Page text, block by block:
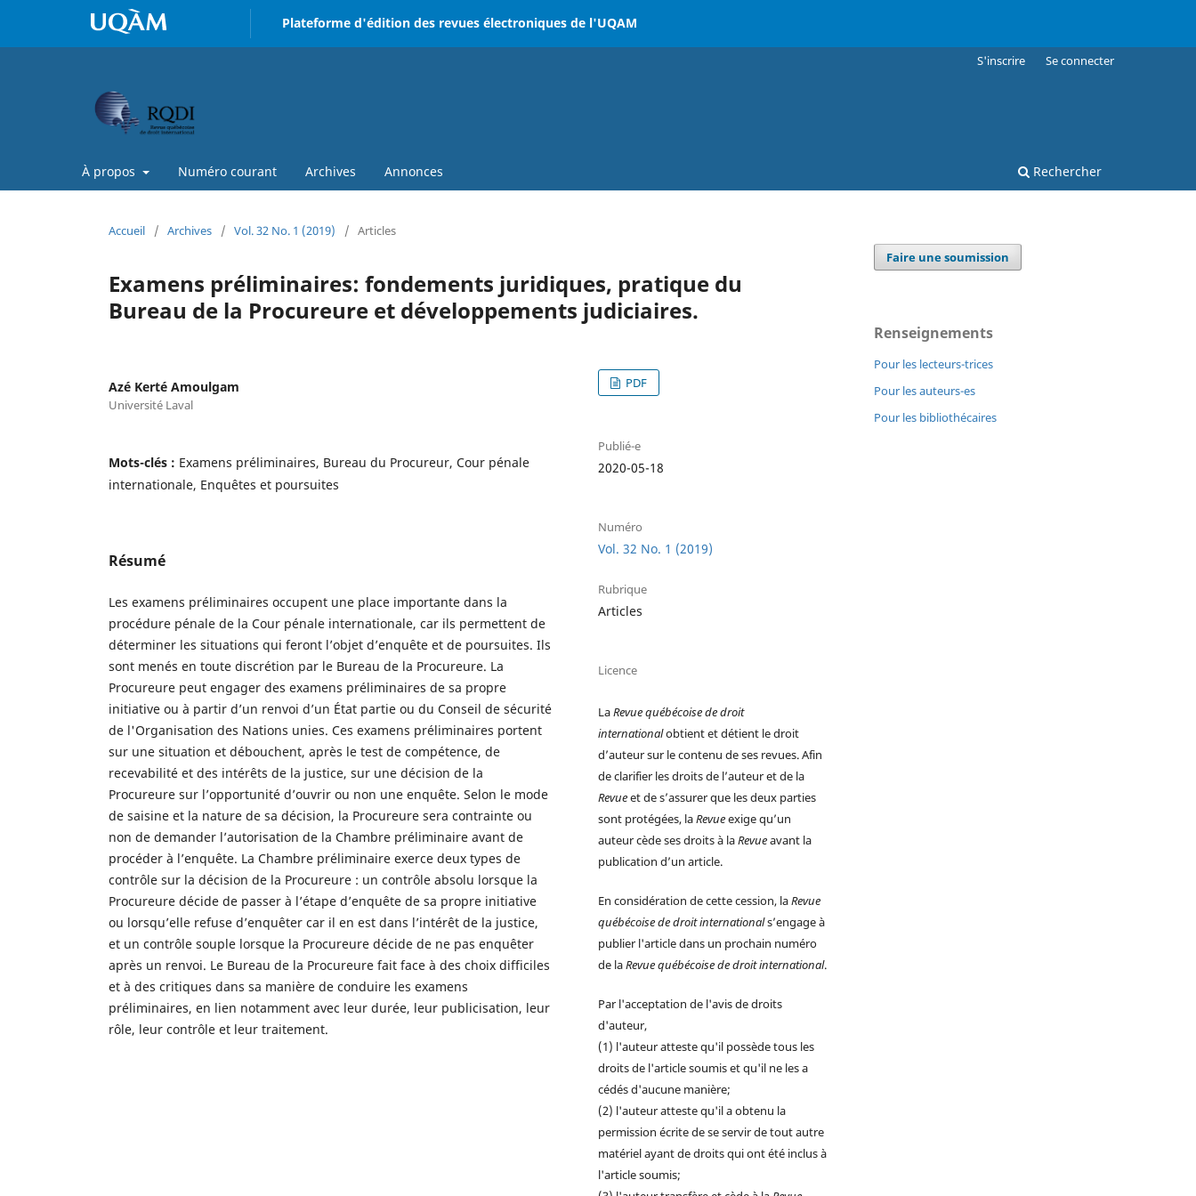
Plateforme d'édition des revues électroniques de l'UQAM
À propos Numéro courant Archives Annonces Rechercher
S'inscrire Se connecter
Accueil / Archives / Vol. 32 No. 1 (2019) / Articles
Examens préliminaires: fondements juridiques, pratique du
Bureau de la Procureure et développements judiciaires.
Azé Kerté Amoulgam
Université Laval
Mots-clés : Examens préliminaires, Bureau du Procureur, Cour pénale
internationale, Enquêtes et poursuites
Résumé
Les examens préliminaires occupent une place importante dans la
procédure pénale de la Cour pénale internationale, car ils permettent de
déterminer les situations qui feront l’objet d’enquête et de poursuites. Ils
sont menés en toute discrétion par le Bureau de la Procureure. La
Procureure peut engager des examens préliminaires de sa propre
initiative ou à partir d’un renvoi d’un État partie ou du Conseil de sécurité
de l'Organisation des Nations unies. Ces examens préliminaires portent
sur une situation et débouchent, après le test de compétence, de
recevabilité et des intérêts de la justice, sur une décision de la
Procureure sur l’opportunité d’ouvrir ou non une enquête. Selon le mode
de saisine et la nature de sa décision, la Procureure sera contrainte ou
non de demander l’autorisation de la Chambre préliminaire avant de
procéder à l’enquête. La Chambre préliminaire exerce deux types de
contrôle sur la décision de la Procureure : un contrôle absolu lorsque la
Procureure décide de passer à l’étape d’enquête de sa propre initiative
ou lorsqu’elle refuse d’enquêter car il en est dans l’intérêt de la justice,
et un contrôle souple lorsque la Procureure décide de ne pas enquêter
après un renvoi. Le Bureau de la Procureure fait face à des choix difficiles
et à des critiques dans sa manière de conduire les examens
préliminaires, en lien notamment avec leur durée, leur publicisation, leur
rôle, leur contrôle et leur traitement.
PDF
Publié-e
2020-05-18
Numéro
Vol. 32 No. 1 (2019)
Rubrique
Articles
Licence
LaRevue québécoise de droit
internationalobtient et détient le droit
d’auteur sur le contenu de ses revues. Afin
de clarifier les droits de l’auteur et de la
Revueet de s’assurer que les deux parties
sont protégées, laRevueexige qu’un
auteur cède ses droits à laRevueavant la
publication d’un article.
En considération de cette cession, laRevue
québécoise de droit internationals’engage à
publier l'article dans un prochain numéro
de laRevue québécoise de droit international.
Par l'acceptation de l'avis de droits
d'auteur,
(1) l'auteur atteste qu'il possède tous les
droits de l'article soumis et qu'il ne les a
cédés d'aucune manière;
(2) l'auteur atteste qu'il a obtenu la
permission écrite de se servir de tout autre
matériel ayant de droits qui ont été inclus à
l'article soumis;
Faire une soumission
Renseignements
Pour les lecteurs-trices
Pour les auteurs-es
Pour les bibliothécaires